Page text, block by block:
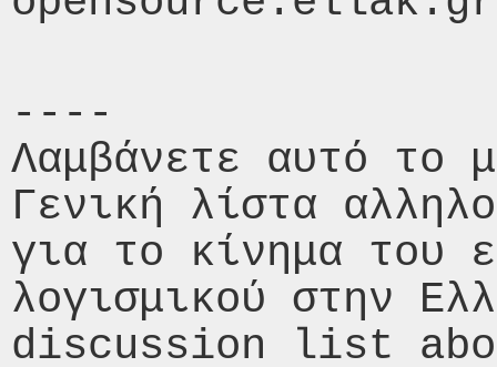
----
Λαμβάνετε αυτό το
Γενική λίστα
για το κίνημα του
λογισμικού στην
discussion list